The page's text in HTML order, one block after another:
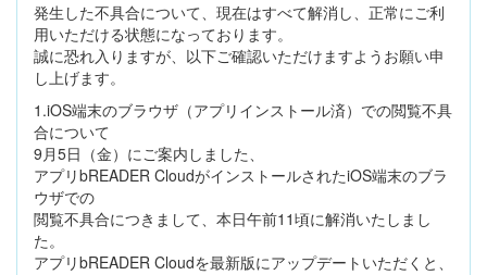
発生した不具合について、現在はすべて解消し、正常にご利
用いただける状態になっております。
誠に恐れ入りますが、以下ご確認いただけますようお願い申
し上げます。
1.iOS端末のブラウザ（アプリインストール済）での閲覧不具
合について
9月5日（金）にご案内しました、
アプリbREADER CloudがインストールされたiOS端末のブラ
ウザでの
閲覧不具合につきまして、本日午前11頃に解消いたしまし
た。
アプリbREADER Cloudを最新版にアップデートいただくと、